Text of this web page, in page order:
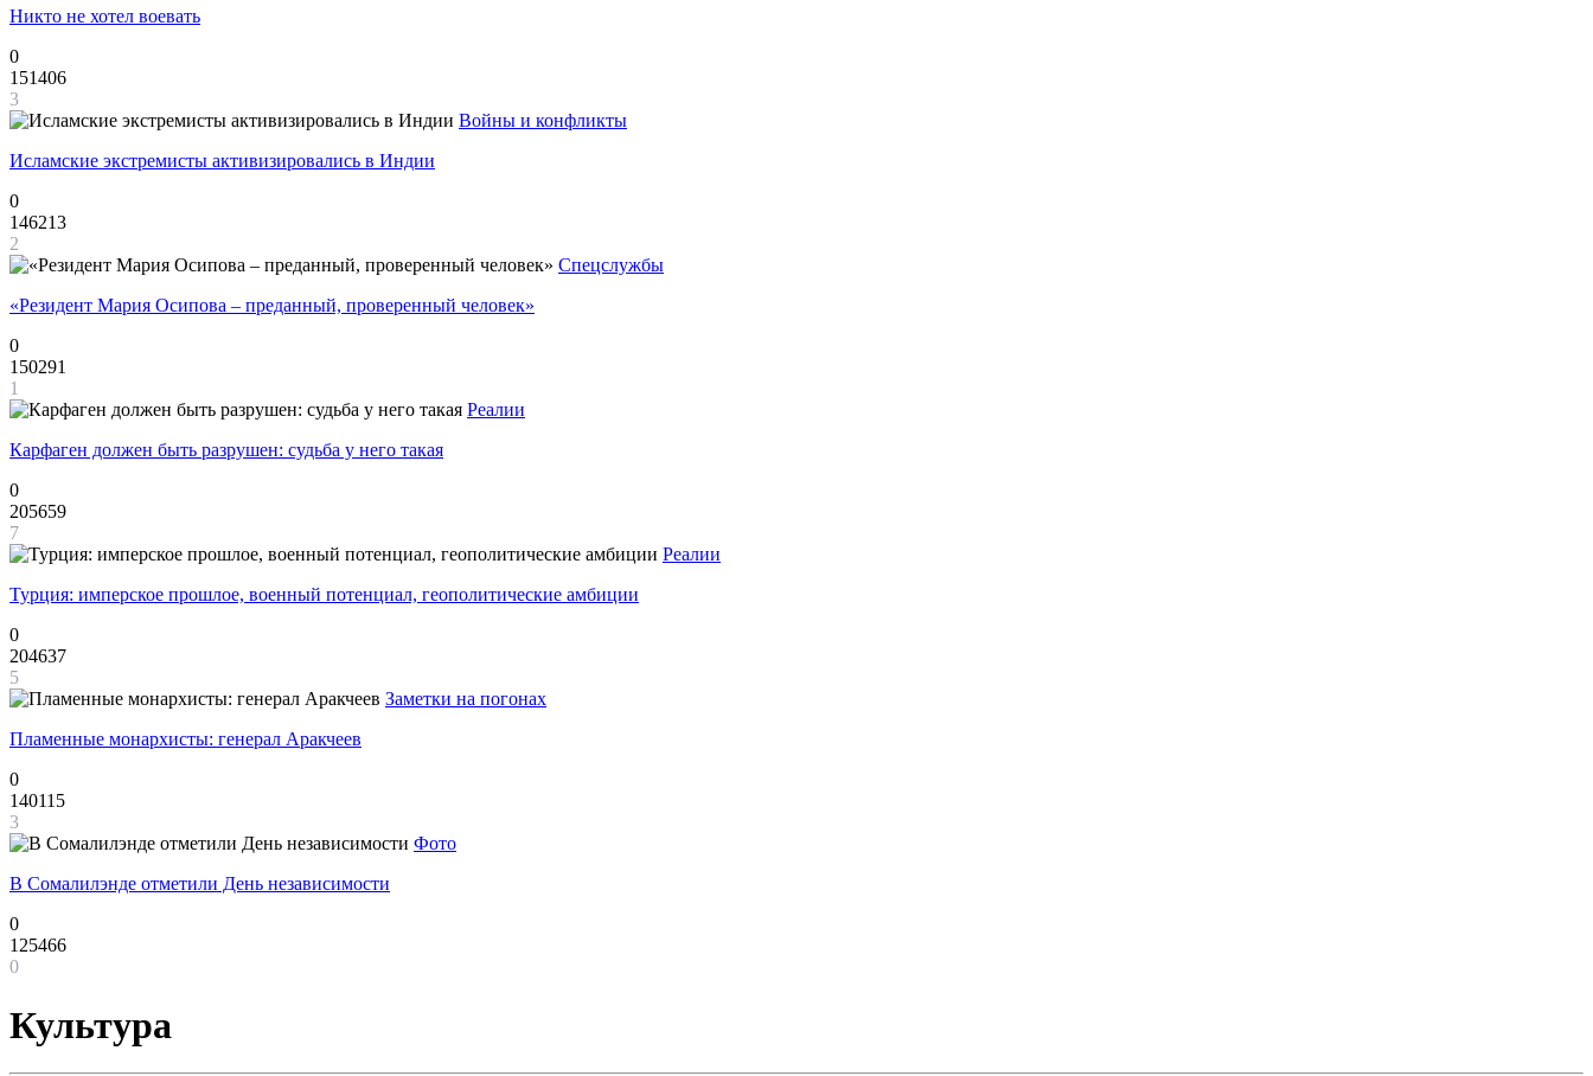
Никто не хотел воевать
0
151406
3
Войны и конфликты
Исламские экстремисты активизировались в Индии
0
146213
2
Спецслужбы
«Резидент Мария Осипова – преданный, проверенный человек»
0
150291
1
Реалии
Карфаген должен быть разрушен: судьба у него такая
0
205659
7
Реалии
Турция: имперское прошлое, военный потенциал, геополитические амбиции
0
204637
5
Заметки на погонах
Пламенные монархисты: генерал Аракчеев
0
140115
3
Фото
В Сомалилэнде отметили День независимости
0
125466
0
Культура